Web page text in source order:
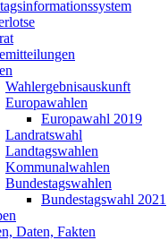
Wahlergebnisauskunft
Europawahlen
Europawahl 2019
Landratswahl
Landtagswahlen
Kommunalwahlen
Bundestagswahlen
Bundestagswahl 2021
Daten, Fakten